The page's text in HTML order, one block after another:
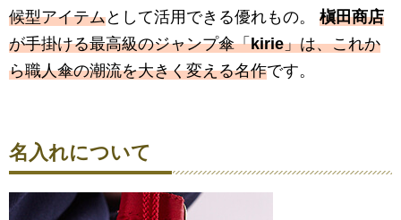
候型アイテムとして活用できる優れもの。 槇田商店
が手掛ける最高級のジャンプ傘「kirie」は、これか
ら職人傘の潮流を大きく変える名作です。
名入れについて